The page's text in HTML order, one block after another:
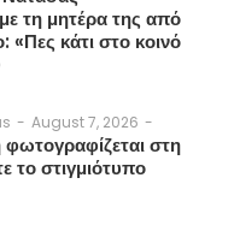
τη μητέρα της από
«Πες κάτι στο κοινό
- August 7, 2026 -
στη
το στιγμιότυπο